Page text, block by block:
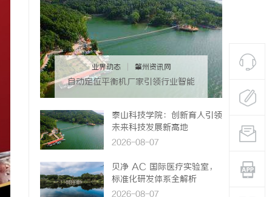
业界动态 肇州资讯网
自动定位平衡机厂家引领行业智能
泰山科技学院：创新育人引领
未来科技发展新高地
2026-08-07
贝净 AC 国际医疗实验室，
标准化研发体系全解析
2026-08-07